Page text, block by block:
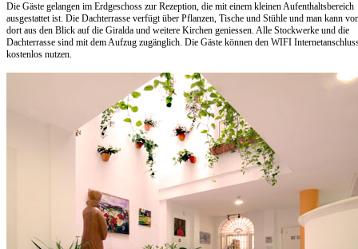
Die Gäste gelangen im Erdgeschoss zur Rezeption, die mit einem kleinen Aufenthaltsbereich
ausgestattet ist. Die Dachterrasse verfügt über Pflanzen, Tische und Stühle und man kann
dort aus den Blick auf die Giralda und weitere Kirchen geniessen. Alle Stockwerke und die
Dachterrasse sind mit dem Aufzug zugänglich. Die Gäste können den WIFI
kostenlos nutzen.